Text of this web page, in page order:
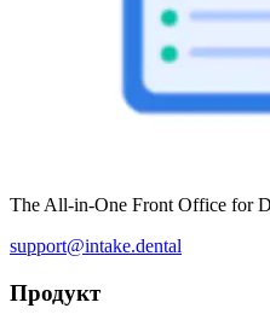
The All-in-One Front Office for
support@intake.dental
Продукт